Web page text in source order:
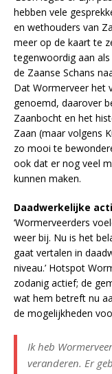
hebben vele
en wethouders van
meer op de kaart te
tegenwoordig aan
de Zaanse Schans
Dat Wormerveer het
genoemd, daarover
Zaanbocht en het
Zaan (maar volgens
zo mooi te
ook dat er nog veel
kunnen maken.
Daadwerkelijke
‘Wormerveerders
weer bij. Nu is het
gaat vertalen in
niveau.’ Hotspot
zodanig actief; de
wat hem betreft nu
de mogelijkheden
Ik heb
veranderen. Er